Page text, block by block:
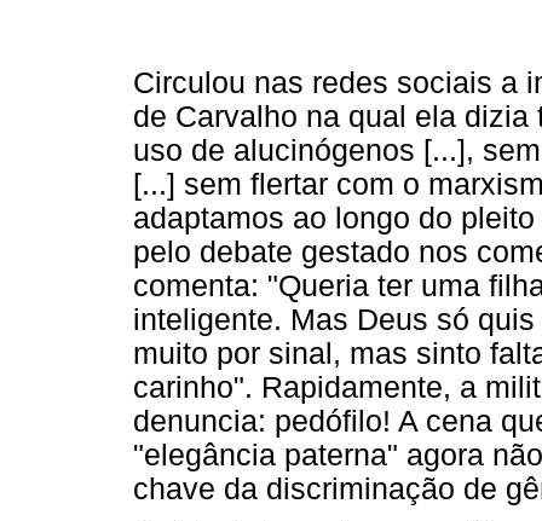
Circulou nas redes sociais a
de Carvalho na qual ela
uso de alucinógenos [...],
[...] sem flertar com o
adaptamos ao longo do
pelo debate gestado nos
comenta: "Queria ter uma
inteligente. Mas Deus só
muito por sinal, mas sinto
carinho". Rapidamente, a
denuncia: pedófilo! A cena
"elegância paterna" agora
chave da discriminação de